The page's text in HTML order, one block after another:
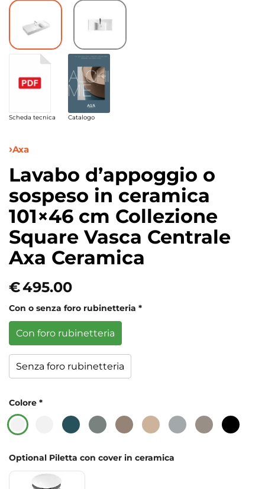
Scheda tecnica Catalogo
Axa
Lavabo d’appoggio o
sospeso in ceramica
101×46 cm Collezione
Square Vasca Centrale
Axa Ceramica
€495.00
Con o senza foro rubinetteria *
Con foro rubinetteria
Senza foro rubinetteria
Colore *
Optional Piletta con cover in ceramica